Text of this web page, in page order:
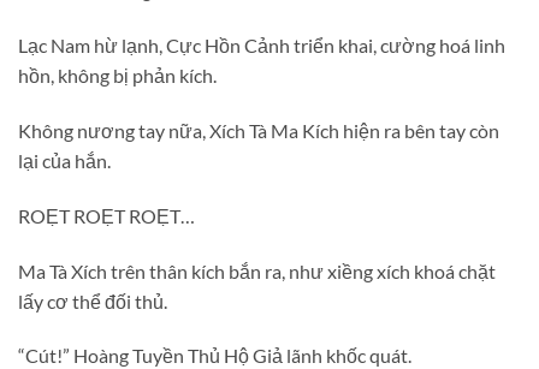
Lạc Nam hừ lạnh, Cực Hồn Cảnh triển khai, cường hoá linh
hồn, không bị phản kích.
Không nương tay nữa, Xích Tà Ma Kích hiện ra bên tay còn
lại của hắn.
ROẸT ROẸT ROẸT…
Ma Tà Xích trên thân kích bắn ra, như xiềng xích khoá chặt
lấy cơ thể đối thủ.
“Cút!” Hoàng Tuyền Thủ Hộ Giả lãnh khốc quát.